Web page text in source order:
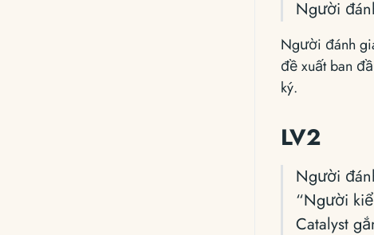
Người
Người đánh
đề xuất ban
ký.
LV2
Người
“Người
Catalyst